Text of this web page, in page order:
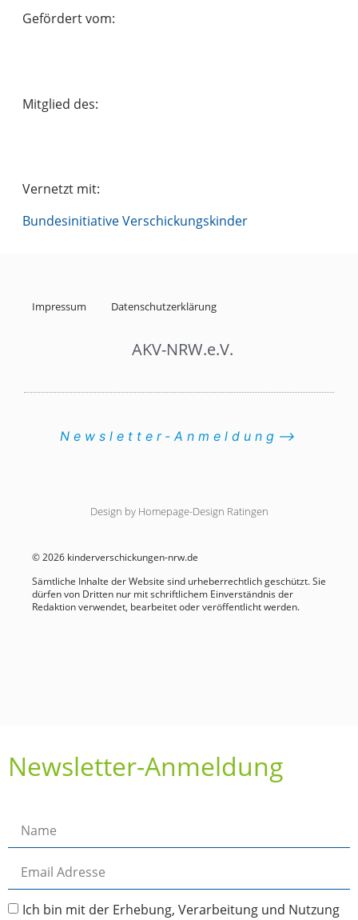
Gefördert vom:
Mitglied des:
Vernetzt mit:
Bundesinitiative Verschickungskinder
Impressum Datenschutzerklärung
AKV-NRW.e.V.
Newsletter-Anmeldung⟶
Design by Homepage-Design Ratingen
© 2026 kinderverschickungen-nrw.de
Sämtliche Inhalte der Website sind urheberrechtlich geschützt. Sie
dürfen von Dritten nur mit schriftlichem Einverständnis der
Redaktion verwendet, bearbeitet oder veröffentlicht werden.
Newsletter-Anmeldung
Ich bin mit der Erhebung, Verarbeitung und Nutzung